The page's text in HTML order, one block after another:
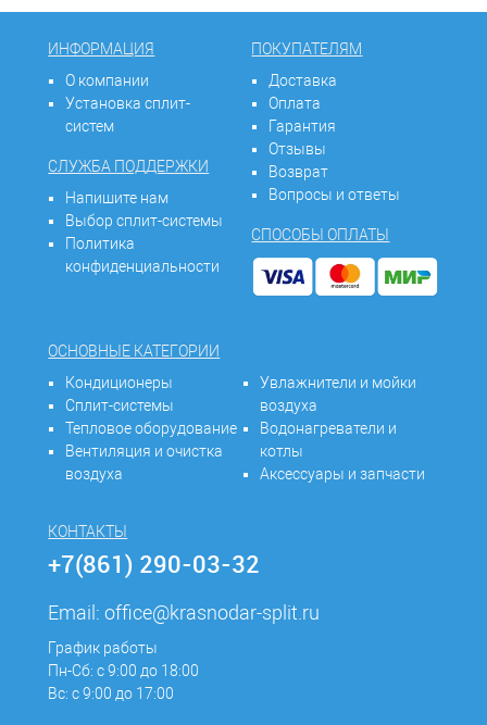
ИНФОРМАЦИЯ
О компании
Установка сплит-
систем
СЛУЖБА ПОДДЕРЖКИ
Напишите нам
Выбор сплит-системы
Политика
конфиденциальности
ПОКУПАТЕЛЯМ
Доставка
Оплата
Гарантия
Отзывы
Возврат
Вопросы и ответы
СПОСОБЫ ОПЛАТЫ
ОСНОВНЫЕ КАТЕГОРИИ
Кондиционеры
Сплит-системы
Тепловое оборудование
Вентиляция и очистка
воздуха
Увлажнители и мойки
воздуха
Водонагреватели и
котлы
Аксессуары и запчасти
КОНТАКТЫ
+7(861) 290-03-32
Email:office@krasnodar-split.ru
График работы
Пн-Сб: с 9:00 до 18:00
Вс: с 9:00 до 17:00